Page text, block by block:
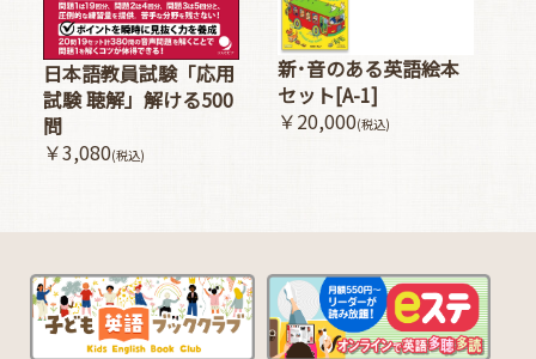
日本語教員試験「応用
試験 聴解」解ける500
問
￥3,080(税込)
新･音のある英語絵本
セット[A-1]
￥20,000(税込)